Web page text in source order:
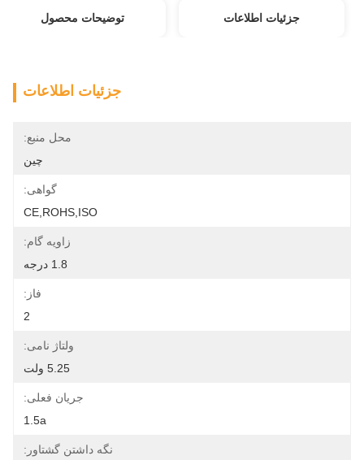
جزئیات اطلاعات توضیحات محصول
جزئیات اطلاعات
محل منبع:
چین
گواهی:
CE,ROHS,ISO
زاویه گام:
1.8 درجه
فاز:
ولتاژ نامی:
5.25 ولت
جریان فعلی:
1.5a
نگه داشتن گشتاور: